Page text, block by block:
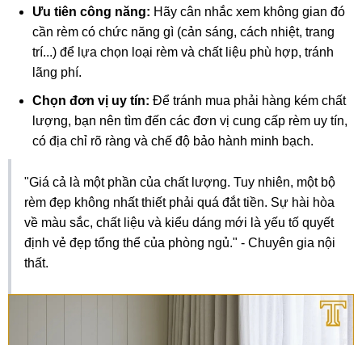
Ưu tiên công năng: Hãy cân nhắc xem không gian đó
cần rèm có chức năng gì (cản sáng, cách nhiệt, trang
trí...) để lựa chọn loại rèm và chất liệu phù hợp, tránh
lãng phí.
Chọn đơn vị uy tín: Để tránh mua phải hàng kém chất
lượng, bạn nên tìm đến các đơn vị cung cấp rèm uy tín,
có địa chỉ rõ ràng và chế độ bảo hành minh bạch.
"Giá cả là một phần của chất lượng. Tuy nhiên, một bộ
rèm đẹp không nhất thiết phải quá đắt tiền. Sự hài hòa
về màu sắc, chất liệu và kiểu dáng mới là yếu tố quyết
định vẻ đẹp tổng thể của phòng ngủ." - Chuyên gia nội
thất.